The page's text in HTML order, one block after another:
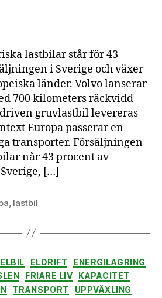
Europa
–
räckvidd
och
tyngd
inte
längre
hinder
lastbilar står för 43
i Sverige och växer
länder. Volvo lanserar
700 kilometers räckvidd
gruvlastbil levereras
Europa passerar en
transporter. Försäljningen
når 43 procent av
[…]
lastbil
Kategorier
ELBIL ELDRIFT
ENERGILAGRING
FRIARE LIV
KAPACITET
TRANSPORT UPPVÄXLING